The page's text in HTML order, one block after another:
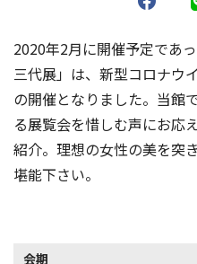
2020年2月に開催予定であ
三代展」は、新型コロナウ
の開催となりました。当館
る展覧会を惜しむ声にお応
紹介。理想の女性の美を突
堪能下さい。
会期